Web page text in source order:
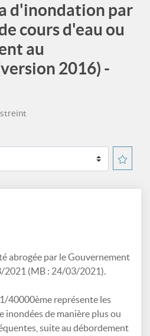
d'inondation par
cours d'eau ou
au
2016) -
abrogée par le Gouvernement
2021 (MB : 24/03/2021).
40000ème représente les
inondées de manière plus ou
suite au débordement